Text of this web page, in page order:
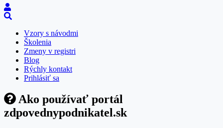
Vzory s návodmi
Školenia
Zmeny v registri
Blog
Rýchly kontakt
Prihlásiť sa
Ako používať portál
zdpovednypodnikatel.sk